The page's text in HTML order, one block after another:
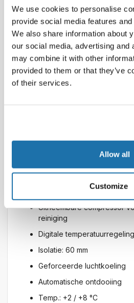
We use cookies to personalise
provide social media features
We also share information about
our social media, advertising and
may combine it with other
provided to them or that they’ve
of their services.
Allow all
Customize
Materiaal: (behuizing en
graniet
4 deuren, zelfsluitend
Scharnierend deksel
voor energiebesparing
4 in hoogte verstelbare
Uitneembare compressor
reiniging
Digitale temperatuurregeling
Isolatie: 60 mm
Geforceerde luchtkoeling
Automatische ontdooiing
Temp.: +2 / +8 °C